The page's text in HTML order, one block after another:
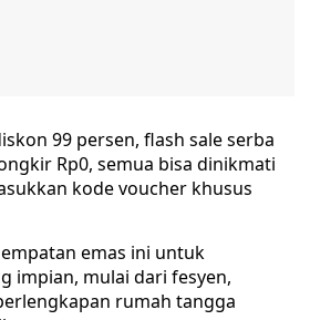
99 persen, flash sale serba
Rp0, semua bisa dinikmati
kode voucher khusus
emas ini untuk
impian, mulai dari fesyen,
rumah tangga